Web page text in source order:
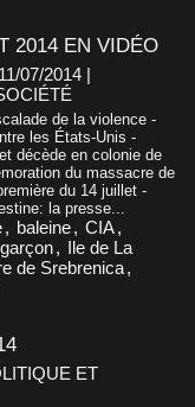
2014 EN VIDÉO
07/2014 |
de la violence -
les États-Unis -
décède en colonie de
du massacre de
du 14 juillet -
la presse...
, baleine, CIA,
garçon, Ile de La
de Srebrenica,
ET